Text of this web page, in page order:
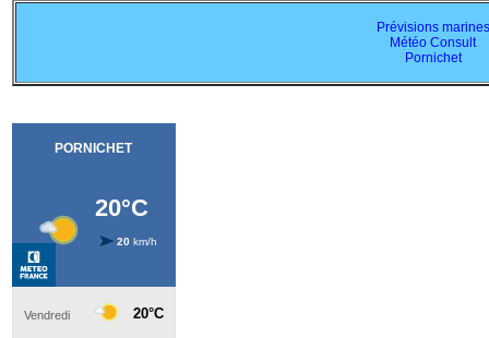
Prévisions marines
Météo Consult
Pornichet